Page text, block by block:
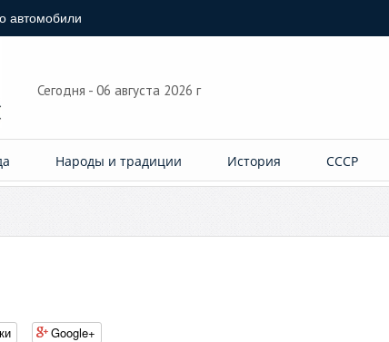
автомобили
Сегодня - 06 августа 2026 г
Народы и традиции История СССР
Google+